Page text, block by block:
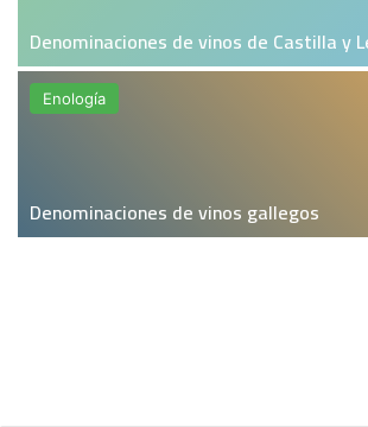
Denominaciones de vinos de Castilla y
Enología
Denominaciones de vinos gallegos